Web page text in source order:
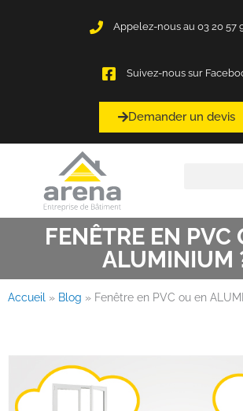
Appelez-nous au 03 20 57
Suivez-nous sur
Demander un devis
FENÊTRE EN PVC
ALUMINIUM
Accueil » Blog » Fenêtre en PVC ou en